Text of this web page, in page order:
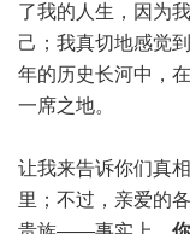
了我的人生，因为
己；我真切地感觉
年的历史长河中，
一席之地。
让我来告诉你们真
里；不过，亲爱的